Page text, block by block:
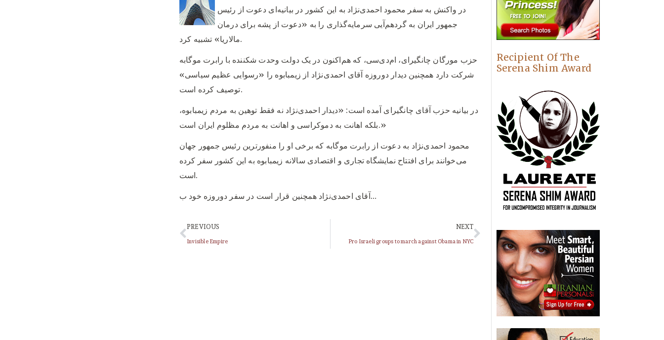
در واکنش به سفر محمود احمدی‌نژاد به این کشور در بیانیه‌ای دعوت از رئیس
جمهور ایران به گردهم‌آیی سرمایه‌گذاری را به «دعوت از پشه برای درمان
مالاریا» تشبیه کرد.
حزب مورگان چانگیرای، ام‌دی‌سی، که هم‌اکنون در یک دولت وحدت شکننده با رابرت موگابه
شرکت دارد همچنین دیدار دوروزه آقای احمدی‌نژاد از زیمبابوه را «رسوایی عظیم سیاسی»
توصیف کرده است.
در بیانیه حزب آقای چانگیرای آمده است: «دیدار احمدی‌نژاد نه فقط توهین به مردم زیمبابوه،
بلکه اهانت به دموکراسی و اهانت به مردم مظلوم ایران است.»
محمود احمدی‌نژاد به دعوت از رابرت موگابه که برخی او را منفورترین رئیس جمهور جهان
می‌خوانند برای افتتاح نمایشگاه تجاری و اقتصادی سالانه زیمبابوه به این کشور سفر کرده
است.
آقای احمدی‌نژاد همچنین قرار است در سفر دوروزه خود ب…
PREVIOUS
Invisible Empire
NEXT
Pro Israeli groups to march against Obama in NYC
Recipient Of The
Serena Shim Award